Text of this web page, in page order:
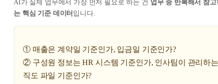
AI가 실제 업무에서 가장 먼저 필요로 하는 건 업무 중 반복해서 참고
는 핵심 기준 데이터 입니다.
① 매출은 계약일 기준인가, 입금일 기준인가?
② 구성원 정보는 HR 시스템 기준인가, 인사팀이 관리하
직도 파일 기준인가?